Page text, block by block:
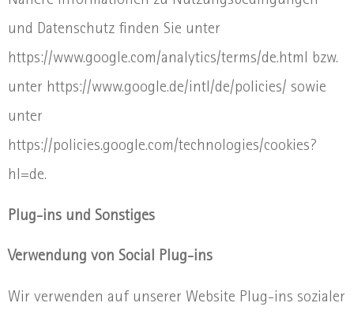
und Datenschutz finden Sie unter
https://www.google.com/analytics/terms/de.html bzw.
unter https://www.google.de/intl/de/policies/ sowie
unter
https://policies.google.com/technologies/cookies?
hl=de.
Plug-ins und Sonstiges
Verwendung von Social Plug-ins
Wir verwenden auf unserer Website Plug-ins sozialer